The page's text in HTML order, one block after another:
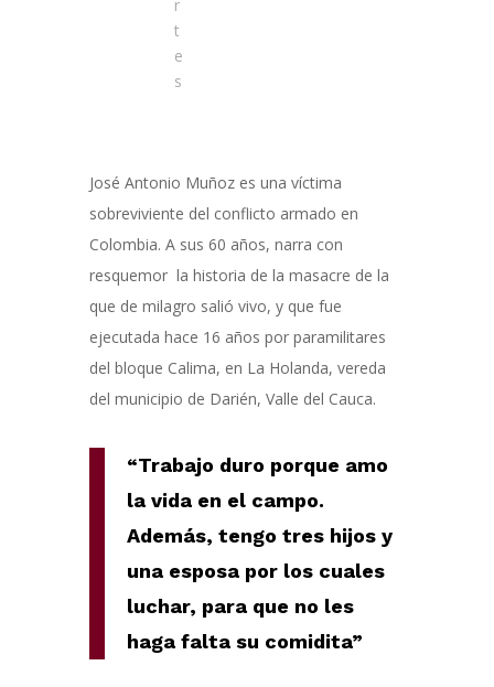
r
t
e
s
José Antonio Muñoz es una víctima
sobreviviente del conflicto armado en
Colombia. A sus 60 años, narra con
resquemor la historia de la masacre de la
que de milagro salió vivo, y que fue
ejecutada hace 16 años por paramilitares
del bloque Calima, en La Holanda, vereda
del municipio de Darién, Valle del Cauca.
“Trabajo duro porque amo
la vida en el campo.
Además, tengo tres hijos y
una esposa por los cuales
luchar, para que no les
haga falta su comidita”